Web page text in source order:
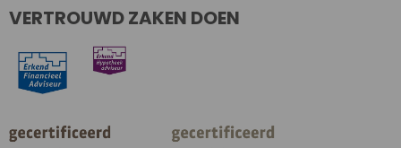
VERTROUWD ZAKEN DOEN